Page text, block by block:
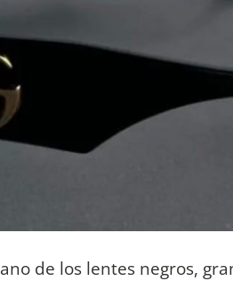
de los lentes negros,